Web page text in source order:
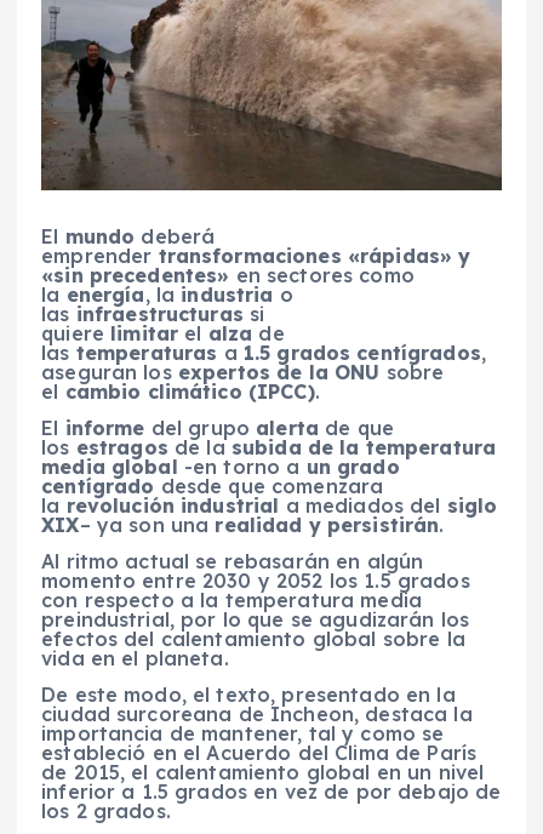
El mundo deberá
emprender transformaciones «rápidas» y
«sin precedentes» en sectores como
la energía, la industria o
las infraestructuras si
quiere limitar el alza de
las temperaturas a 1.5 grados centígrados,
aseguran los expertos de la ONU sobre
el cambio climático (IPCC).
El informe del grupo alerta de que
los estragos de la subida de la temperatura
media global -en torno a un grado
centígrado desde que comenzara
la revolución industrial a mediados del siglo
XIX– ya son una realidad y persistirán.
Al ritmo actual se rebasarán en algún
momento entre 2030 y 2052 los 1.5 grados
con respecto a la temperatura media
preindustrial, por lo que se agudizarán los
efectos del calentamiento global sobre la
vida en el planeta.
De este modo, el texto, presentado en la
ciudad surcoreana de Incheon, destaca la
importancia de mantener, tal y como se
estableció en el Acuerdo del Clima de París
de 2015, el calentamiento global en un nivel
inferior a 1.5 grados en vez de por debajo de
los 2 grados.